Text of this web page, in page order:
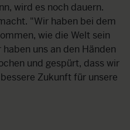
wird es noch dauern.
"Wir haben bei dem
wie die Welt sein
uns an den Händen
und gespürt, dass wir
Zukunft für unsere